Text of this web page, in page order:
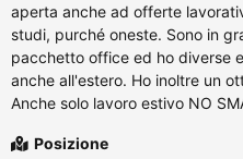
aperta anche ad offerte
studi, purché oneste. Sono in
pacchetto office ed ho diverse
anche all'estero. Ho inoltre un
Anche solo lavoro estivo NO
Posizione